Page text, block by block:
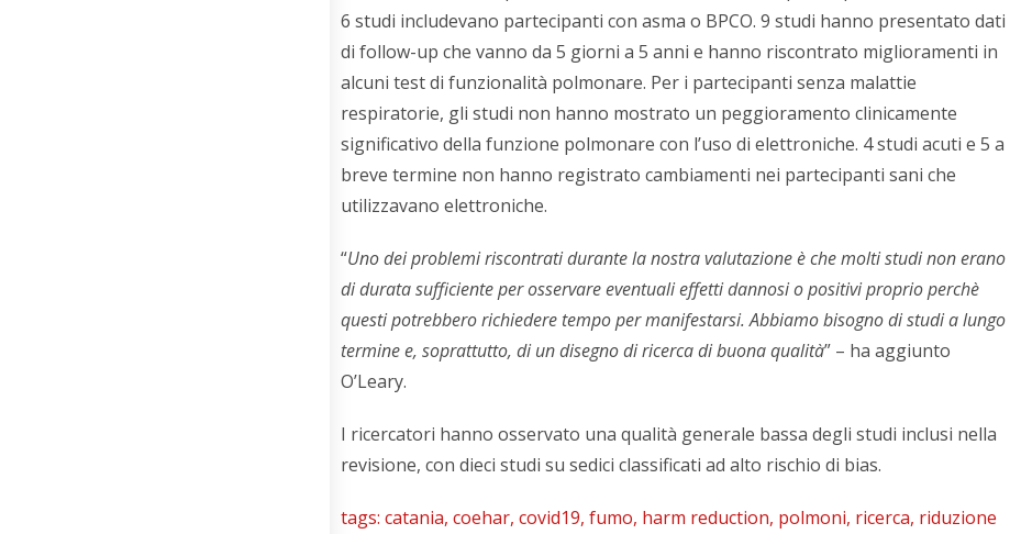
6 studi includevano partecipanti con asma o BPCO. 9 studi hanno presentato dati
di follow-up che vanno da 5 giorni a 5 anni e hanno riscontrato miglioramenti in
alcuni test di funzionalità polmonare. Per i partecipanti senza malattie
respiratorie, gli studi non hanno mostrato un peggioramento clinicamente
significativo della funzione polmonare con l’uso di elettroniche. 4 studi acuti e 5 a
breve termine non hanno registrato cambiamenti nei partecipanti sani che
utilizzavano elettroniche.
“Uno dei problemi riscontrati durante la nostra valutazione è che molti studi non erano
di durata sufficiente per osservare eventuali effetti dannosi o positivi proprio perchè
questi potrebbero richiedere tempo per manifestarsi. Abbiamo bisogno di studi a lungo
termine e, soprattutto, di un disegno di ricerca di buona qualità” – ha aggiunto
O’Leary.
I ricercatori hanno osservato una qualità generale bassa degli studi inclusi nella
revisione, con dieci studi su sedici classificati ad alto rischio di bias.
tags: catania, coehar, covid19, fumo, harm reduction, polmoni, ricerca, riduzione